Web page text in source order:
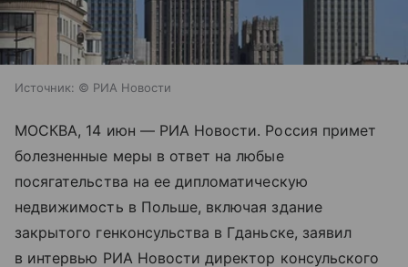
Источник: © РИА Новости
МОСКВА, 14 июн — РИА Новости. Россия примет
болезненные меры в ответ на любые
посягательства на ее дипломатическую
недвижимость в Польше, включая здание
закрытого генконсульства в Гданьске, заявил
в интервью РИА Новости директор консульского